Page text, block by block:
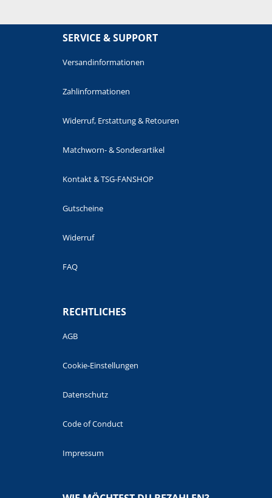
SERVICE & SUPPORT
Versandinformationen
Zahlinformationen
Widerruf, Erstattung & Retouren
Matchworn- & Sonderartikel
Kontakt & TSG-FANSHOP
Gutscheine
Widerruf
FAQ
RECHTLICHES
AGB
Cookie-Einstellungen
Datenschutz
Code of Conduct
Impressum